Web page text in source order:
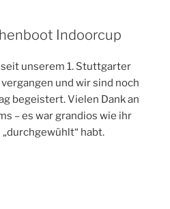
Indoorcup
seit unserem 1. Stuttgarter
und wir sind noch
begeistert. Vielen Dank an
– es war grandios wie ihr
habt.